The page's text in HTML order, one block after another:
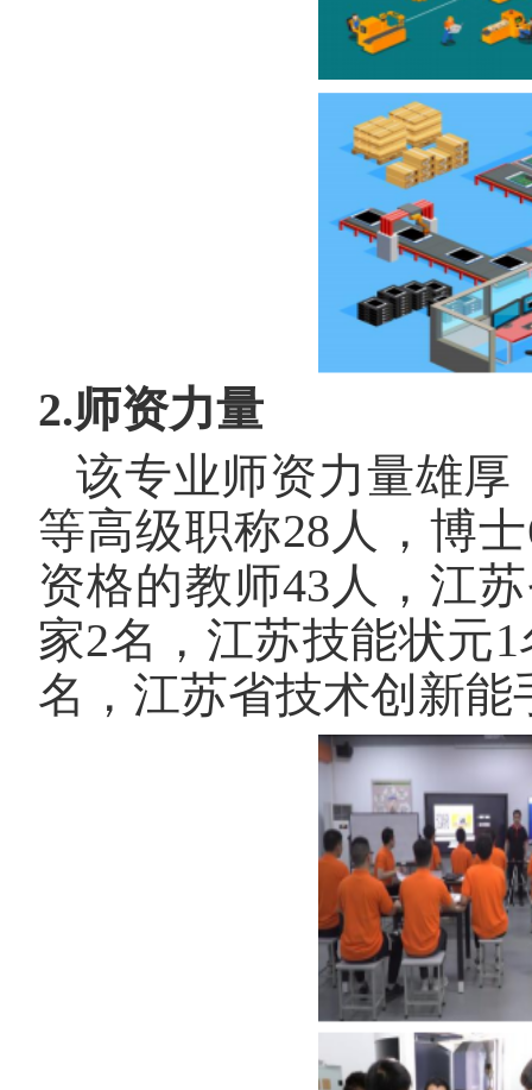
2.师资力量
该专业师资力量雄厚
等高级职称28人，博士
资格的教师43人，江
家2名，江苏技能状元1
名，江苏省技术创新能